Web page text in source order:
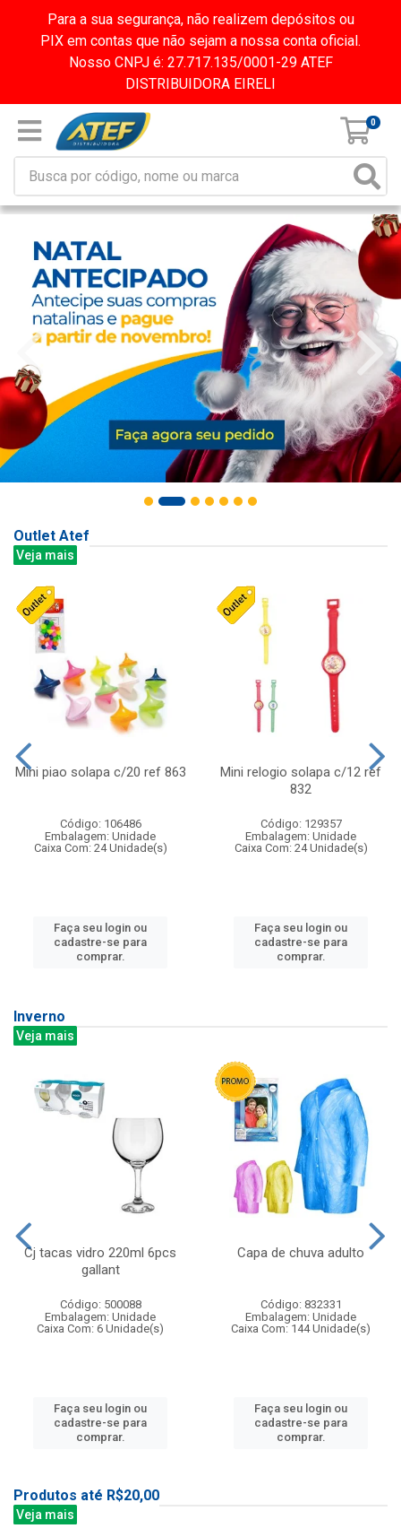
Para a sua segurança, não realizem depósitos ou
PIX em contas que não sejam a nossa conta oficial.
Nosso CNPJ é: 27.717.135/0001-29 ATEF
DISTRIBUIDORA EIRELI
0
Outlet Atef
Veja mais
Mini piao solapa c/20 ref 863
Código: 106486
Embalagem: Unidade
Caixa Com: 24 Unidade(s)
Faça seu login ou
cadastre-se para
comprar.
Mini relogio solapa c/12 ref
832
Código: 129357
Embalagem: Unidade
Caixa Com: 24 Unidade(s)
Faça seu login ou
cadastre-se para
comprar.
Inverno
Veja mais
Cj tacas vidro 220ml 6pcs
gallant
Código: 500088
Embalagem: Unidade
Caixa Com: 6 Unidade(s)
Faça seu login ou
cadastre-se para
comprar.
Capa de chuva adulto
Código: 832331
Embalagem: Unidade
Caixa Com: 144 Unidade(s)
Faça seu login ou
cadastre-se para
comprar.
Produtos até R$20,00
Veja mais